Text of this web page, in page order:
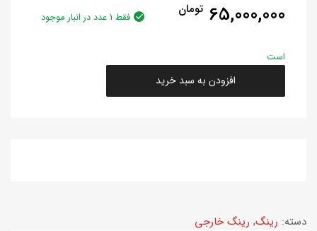
65,000,000 تومان فقط 1 عدد در انبار موجود
است
افزودن به سبد خرید
دسته: رینگ, رینگ خارجی